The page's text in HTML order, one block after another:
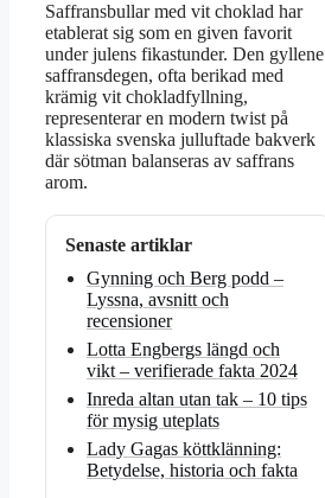
Saffransbullar med vit choklad har
etablerat sig som en given favorit
under julens fikastunder. Den gyllene
saffransdegen, ofta berikad med
krämig vit chokladfyllning,
representerar en modern twist på
klassiska svenska julluftade bakverk
där sötman balanseras av saffrans
arom.
Senaste artiklar
Gynning och Berg podd –
Lyssna, avsnitt och
recensioner
Lotta Engbergs längd och
vikt – verifierade fakta 2024
Inreda altan utan tak – 10 tips
för mysig uteplats
Lady Gagas köttklänning:
Betydelse, historia och fakta